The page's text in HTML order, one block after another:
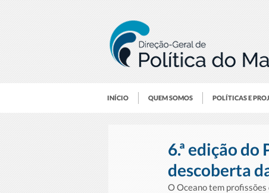
INÍCIO QUEM SOMOS POLÍTICAS E
6.ª edição
descoberta
O Oceano tem profissões